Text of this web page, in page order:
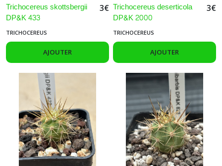
Trichocereus skottsbergii
DP&K 433
3€
TRICHOCEREUS
AJOUTER
Trichocereus deserticola
DP&K 2000
3€
TRICHOCEREUS
AJOUTER